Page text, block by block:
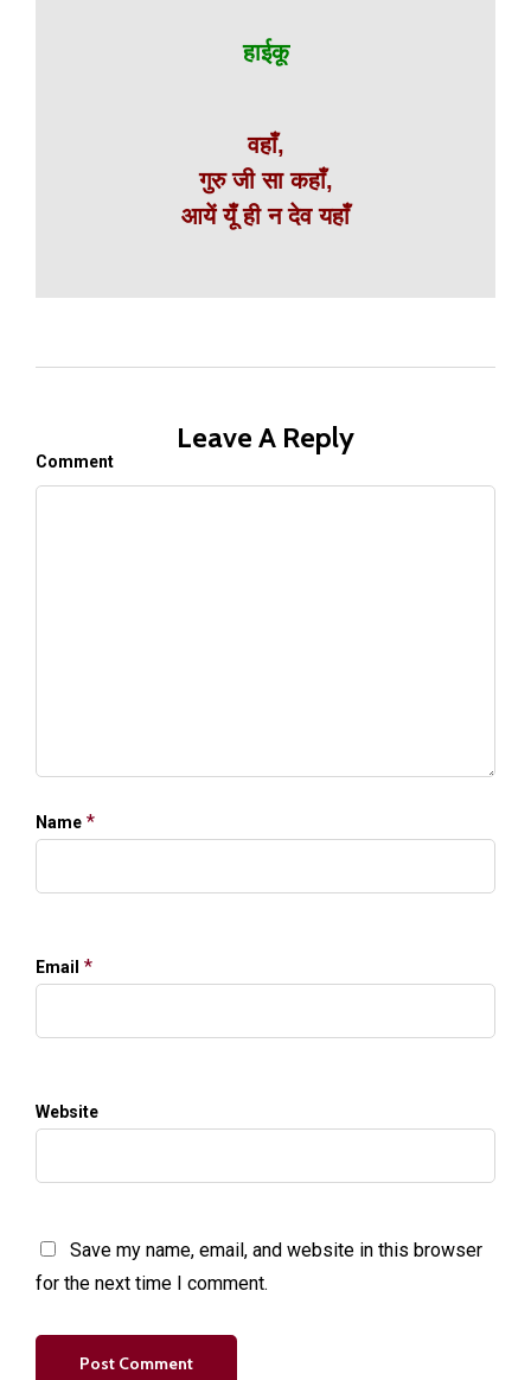
हाईकू
वहाँ,
गुरु जी सा कहाँ,
आयें यूँ ही न देव यहाँ
Leave A Reply
Comment
Name *
Email *
Website
Save my name, email, and website in this browser
for the next time I comment.